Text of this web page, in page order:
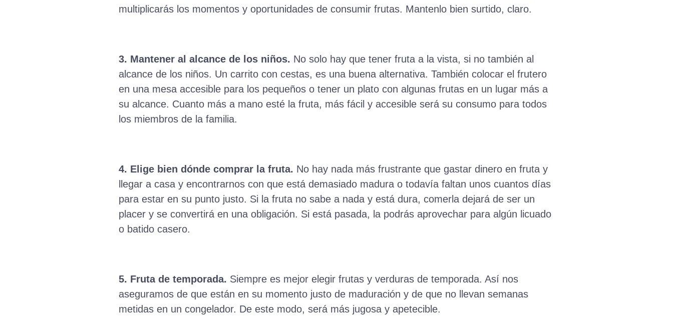
multiplicarás los momentos y oportunidades de consumir frutas. Mantenlo bien surtido, claro.
3. Mantener al alcance de los niños. No solo hay que tener fruta a la vista, si no también al
alcance de los niños. Un carrito con cestas, es una buena alternativa. También colocar el frutero
en una mesa accesible para los pequeños o tener un plato con algunas frutas en un lugar más a
su alcance. Cuanto más a mano esté la fruta, más fácil y accesible será su consumo para todos
los miembros de la familia.
4. Elige bien dónde comprar la fruta. No hay nada más frustrante que gastar dinero en fruta y
llegar a casa y encontrarnos con que está demasiado madura o todavía faltan unos cuantos días
para estar en su punto justo. Si la fruta no sabe a nada y está dura, comerla dejará de ser un
placer y se convertirá en una obligación. Si está pasada, la podrás aprovechar para algún licuado
o batido casero.
5. Fruta de temporada. Siempre es mejor elegir frutas y verduras de temporada. Así nos
aseguramos de que están en su momento justo de maduración y de que no llevan semanas
metidas en un congelador. De este modo, será más jugosa y apetecible.